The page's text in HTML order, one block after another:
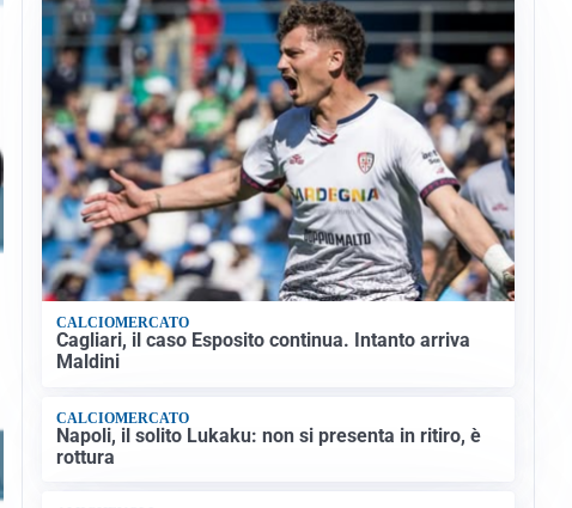
CALCIOMERCATO
Cagliari, il caso Esposito continua. Intanto arriva
Maldini
CALCIOMERCATO
Napoli, il solito Lukaku: non si presenta in ritiro, è
rottura